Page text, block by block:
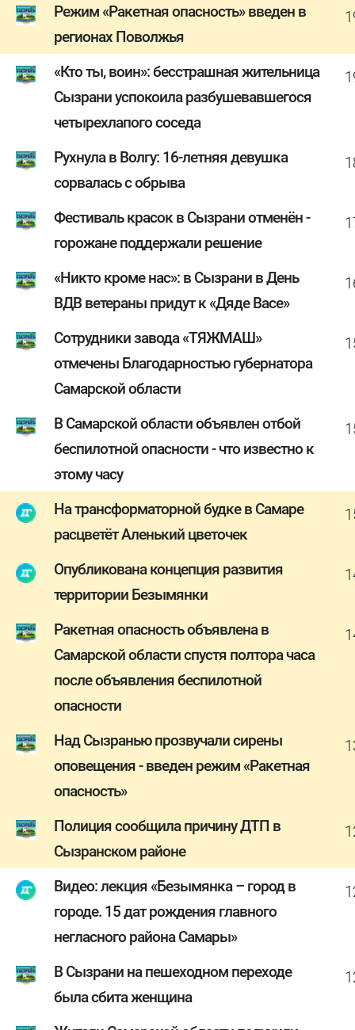
Режим «Ракетная опасность» введен в
регионах Поволжья
«Кто ты, воин»: бесстрашная жительница
Сызрани успокоила разбушевавшегося
четырехлапого соседа
Рухнула в Волгу: 16-летняя девушка
сорвалась с обрыва
Фестиваль красок в Сызрани отменён -
горожане поддержали решение
«Никто кроме нас»: в Сызрани в День
ВДВ ветераны придут к «Дяде Васе»
Сотрудники завода «ТЯЖМАШ»
отмечены Благодарностью губернатора
Самарской области
В Самарской области объявлен отбой
беспилотной опасности - что известно к
этому часу
На трансформаторной будке в Самаре
расцветёт Аленький цветочек
Опубликована концепция развития
территории Безымянки
Ракетная опасность объявлена в
Самарской области спустя полтора часа
после объявления беспилотной
опасности
Над Сызранью прозвучали сирены
оповещения - введен режим «Ракетная
опасность»
Полиция сообщила причину ДТП в
Сызранском районе
Видео: лекция «Безымянка – город в
городе. 15 дат рождения главного
негласного района Самары»
В Сызрани на пешеходном переходе
была сбита женщина